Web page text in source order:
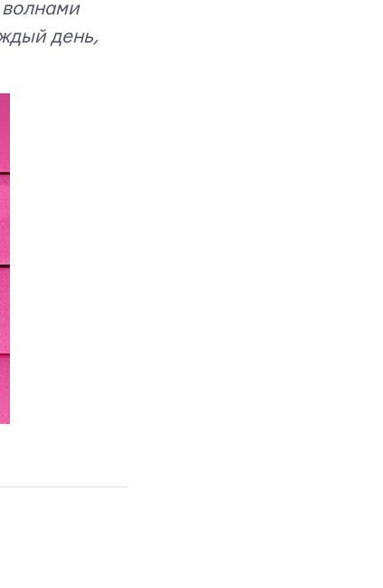
день,